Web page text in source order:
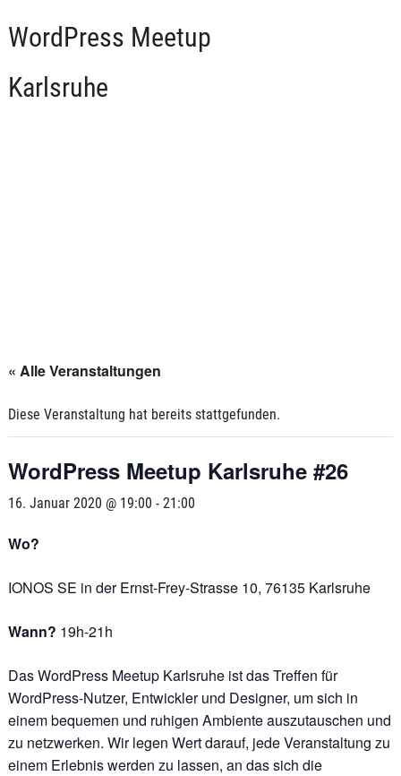
WordPress Meetup
Karlsruhe
« Alle Veranstaltungen
Diese Veranstaltung hat bereits stattgefunden.
WordPress Meetup Karlsruhe #26
16. Januar 2020 @ 19:00 - 21:00
Wo?
IONOS SE in der Ernst-Frey-Strasse 10, 76135 Karlsruhe
Wann? 19h-21h
Das WordPress Meetup Karlsruhe ist das Treffen für
WordPress-Nutzer, Entwickler und Designer, um sich in
einem bequemen und ruhigen Ambiente auszutauschen und
zu netzwerken. Wir legen Wert darauf, jede Veranstaltung zu
einem Erlebnis werden zu lassen, an das sich die